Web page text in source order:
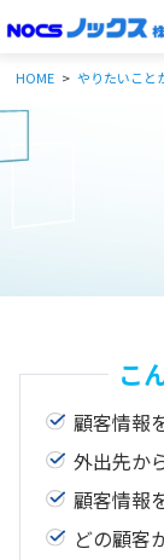
HOME やりたいこと
こ
顧客情報
外出先か
顧客情報
どの顧客